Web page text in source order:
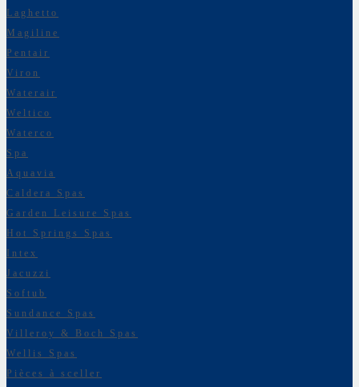
Laghetto
Magiline
Pentair
Viron
Waterair
Weltico
Waterco
Spa
Aquavia
Caldera Spas
Garden Leisure Spas
Hot Springs Spas
Intex
Jacuzzi
Softub
Sundance Spas
Villeroy & Boch Spas
Wellis Spas
Pièces à sceller